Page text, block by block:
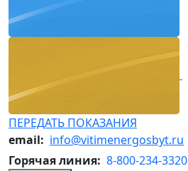
ПЕРЕДАТЬ ПОКАЗАНИЯ
email: info@vitimenergosbyt.ru
Горячая линия: 8-800-234-3320